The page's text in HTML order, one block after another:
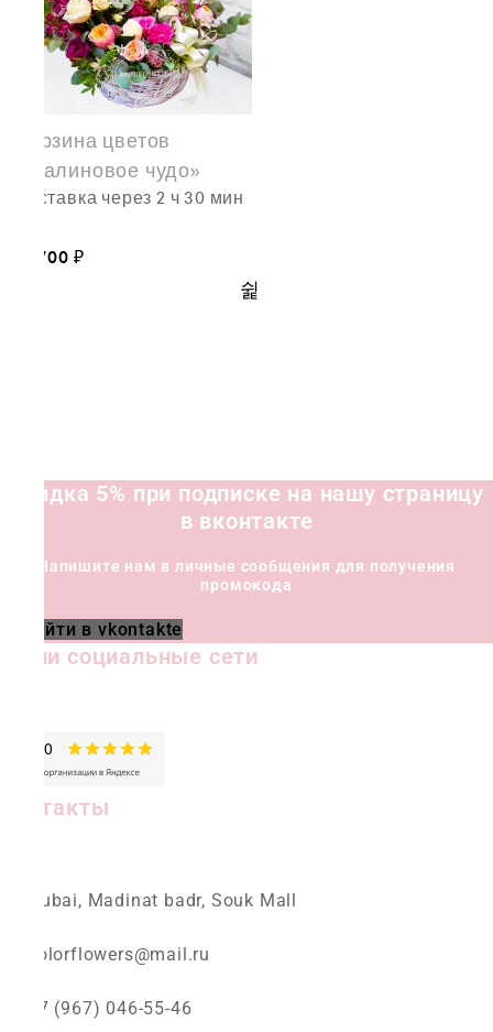
Корзина цветов
«Малиновое чудо»
доставка через 2 ч 30 мин
21,700 ₽
на
странице
Скидка 5% при подписке на нашу страницу
в вконтакте
Напишите нам в личные сообщения для получения
промокода
Перейти в vkontakte
Наши социальные сети
Контакты
Dubai, Madinat badr, Souk Mall
colorflowers@mail.ru
+7 (967) 046-55-46